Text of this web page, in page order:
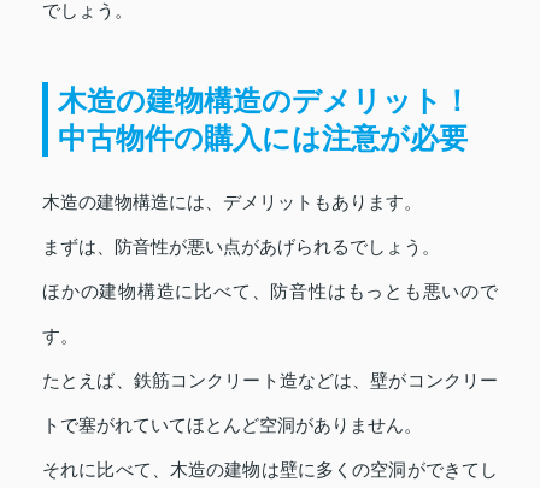
でしょう。
木造の建物構造のデメリット！
中古物件の購入には注意が必要
木造の建物構造には、デメリットもあります。
まずは、防音性が悪い点があげられるでしょう。
ほかの建物構造に比べて、防音性はもっとも悪いので
す。
たとえば、鉄筋コンクリート造などは、壁がコンクリー
トで塞がれていてほとんど空洞がありません。
それに比べて、木造の建物は壁に多くの空洞ができてし